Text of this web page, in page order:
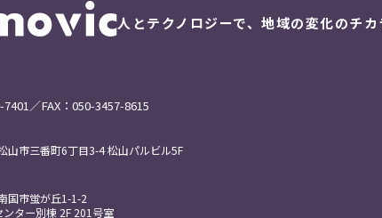
人とテクノロジーで、地域の変化のチカ
／FAX：050-3457-8615
山市三番町6丁目3-4松山パルビル5F
国市蛍が丘1-1-2
ンター別棟 2F 201号室